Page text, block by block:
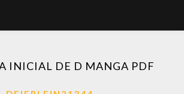
INICIAL DE D MANGA PDF